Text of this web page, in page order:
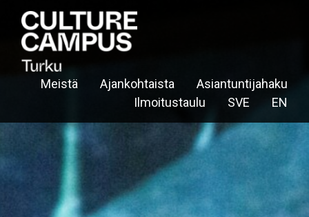
Meistä Ajankohtaista
Asiantuntijahaku
Ilmoitustaulu
SVE EN